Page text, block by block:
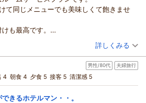
（返信日：2026/07/19）
ラシオン那須にご宿泊いただき誠にあり
ただき重ねて御礼申し上げます。
の更衣室にバスタオル、フェイスタオル
に大変ご好評いただいております。
牛ステーキをお気に召していただき、何
の件につきまして、貴重なご意見を頂戴
上げます。
て同じメニューでも美味しくて飽きませ
も最高です。
が良くゆっくり過ごせました。
（投稿日：2026/07/18）
泊 (家族旅行)
ス 初夏の那須高原 お部屋でゆったりご夕食（選
ン特典付
ツイン 朝・夕
円(大人一人あたり/税込)
詳しくみる
男性/80代 夫婦旅行
4 朝食 4 夕食 5 接客 5 清潔感 5
きるホテルマン・・。